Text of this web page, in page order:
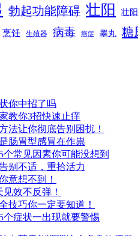
勃起功能障碍 壮阳 壮
烹饪 生殖器 病毒 癌症 睾丸 糖
你中招了吗
教你3招快速止痒
法让你彻底告别困扰！
肠胃型感冒在作祟
常见因素你可能没想到
别不适，重拾活力
意想不到！
效不反弹！
技巧你一定要知道！
症状一出现就要警惕